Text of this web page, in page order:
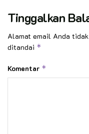
Tinggalkan
Alamat email Anda
ditandai *
Komentar *